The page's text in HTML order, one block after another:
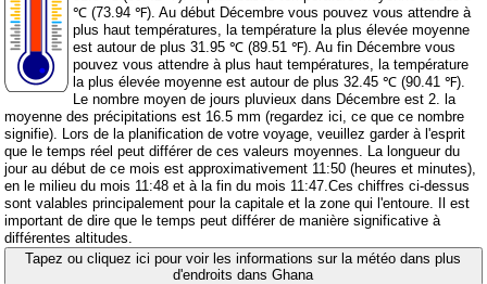
℃ (73.94 ℉). Au début Décembre vous pouvez vous attendre à
plus haut températures, la température la plus élevée moyenne
est autour de plus 31.95 ℃ (89.51 ℉). Au fin Décembre vous
pouvez vous attendre à plus haut températures, la température
la plus élevée moyenne est autour de plus 32.45 ℃ (90.41 ℉).
Le nombre moyen de jours pluvieux dans Décembre est 2. la
moyenne des précipitations est 16.5 mm (regardez ici, ce que ce nombre
signifie). Lors de la planification de votre voyage, veuillez garder à l'esprit
que le temps réel peut différer de ces valeurs moyennes. La longueur du
jour au début de ce mois est approximativement 11:50 (heures et minutes),
en le milieu du mois 11:48 et à la fin du mois 11:47.Ces chiffres ci-dessus
sont valables principalement pour la capitale et la zone qui l'entoure. Il est
important de dire que le temps peut différer de manière significative à
différentes altitudes.
Tapez ou cliquez ici pour voir les informations sur la météo dans plus
d'endroits dans Ghana